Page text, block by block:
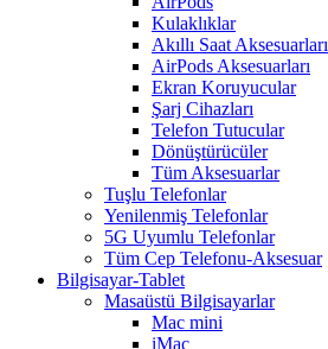
Kulaklıklar
Akıllı Saat Aksesuarları
AirPods Aksesuarları
Ekran Koruyucular
Şarj Cihazları
Telefon Tutucular
Dönüştürücüler
Tüm Aksesuarlar
Tuşlu Telefonlar
Yenilenmiş Telefonlar
5G Uyumlu Telefonlar
Tüm Cep Telefonu-Aksesuar
Bilgisayar-Tablet
Masaüstü Bilgisayarlar
Mac mini
iMac